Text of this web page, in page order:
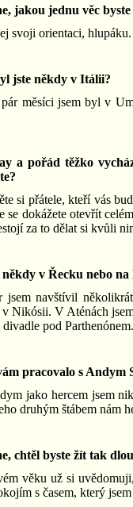
jakou jednu věc
svoji orientaci, hlupáku.
jste někdy v Itálii?
měsíci jsem byl v
a pořád těžko
si přátele, kteří vás
se dokážete otevřít
za to dělat si kvůli
v Řecku nebo
navštívil
Nikósii. V Aténách
pod Parthenónem.
pracovalo s
jako hercem jsem
druhým štábem nám
chtěl byste žít tak
věku už si
s časem, který